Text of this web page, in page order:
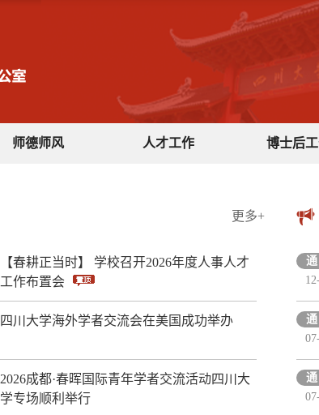
师德师风 人才工作 博士后
更多+
【春耕正当时】 学校召开2026年度人事人才
工作布置会
四川大学海外学者交流会在美国成功举办
2026成都·春晖国际青年学者交流活动四川大
学专场顺利举行
通
通
通